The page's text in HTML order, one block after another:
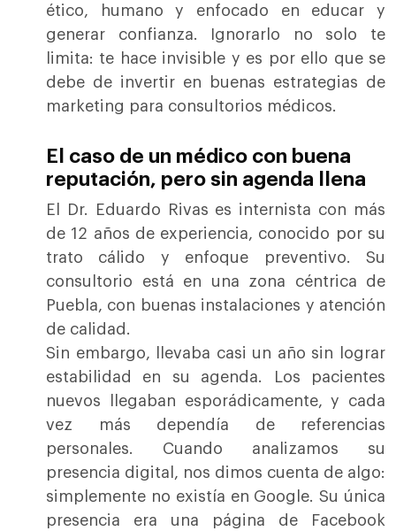
ético, humano y enfocado en educar y
generar confianza. Ignorarlo no solo te
limita: te hace invisible y es por ello que se
debe de invertir en buenas estrategias de
marketing para consultorios médicos.
El caso de un médico con buena
reputación, pero sin agenda llena
El Dr. Eduardo Rivas es internista con más
de 12 años de experiencia, conocido por su
trato cálido y enfoque preventivo. Su
consultorio está en una zona céntrica de
Puebla, con buenas instalaciones y atención
de calidad.
Sin embargo, llevaba casi un año sin lograr
estabilidad en su agenda. Los pacientes
nuevos llegaban esporádicamente, y cada
vez más dependía de referencias
personales. Cuando analizamos su
presencia digital, nos dimos cuenta de algo:
simplemente no existía en Google. Su única
presencia era una página de Facebook